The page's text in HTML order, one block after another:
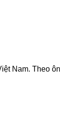
Nam. Theo